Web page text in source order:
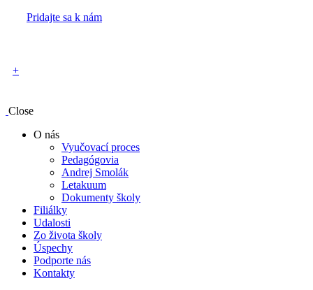
Pridajte sa k nám
+
Close
O nás
Vyučovací proces
Pedagógovia
Andrej Smolák
Letakuum
Dokumenty školy
Filiálky
Udalosti
Zo života školy
Úspechy
Podporte nás
Kontakty